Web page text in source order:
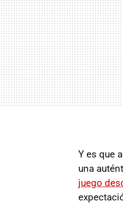
Y es que
una
juego